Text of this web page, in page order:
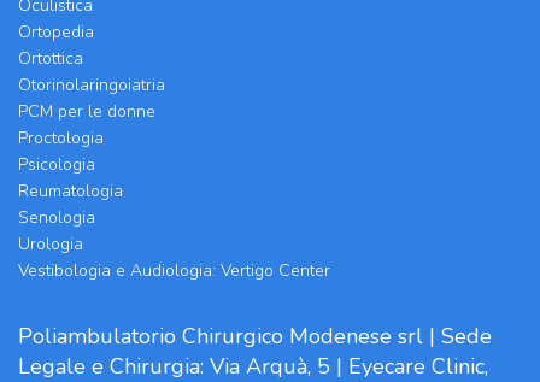
Oculistica
Ortopedia
Ortottica
Otorinolaringoiatria
PCM per le donne
Proctologia
Psicologia
Reumatologia
Senologia
Urologia
Vestibologia e Audiologia: Vertigo Center
Poliambulatorio Chirurgico Modenese srl | Sede
Legale e Chirurgia: Via Arquà, 5 | Eyecare Clinic,